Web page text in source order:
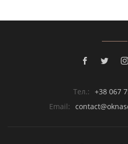
Тел.: +38 067
Email: